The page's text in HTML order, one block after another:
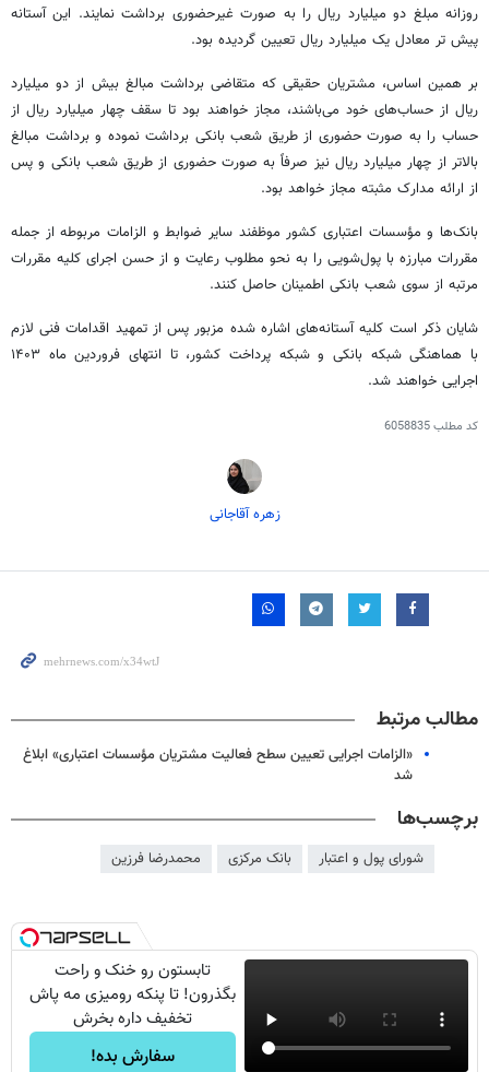
روزانه مبلغ دو میلیارد ریال را به صورت غیرحضوری برداشت نمایند. این آستانه
پیش تر معادل یک میلیارد ریال تعیین گردیده بود.
بر همین اساس، مشتریان حقیقی که متقاضی برداشت مبالغ بیش از دو میلیارد
ریال از حساب‌های خود می‌باشند، مجاز خواهند بود تا سقف چهار میلیارد ریال از
حساب را به صورت حضوری از طریق شعب بانکی برداشت نموده و برداشت مبالغ
بالاتر از چهار میلیارد ریال نیز صرفاً به صورت حضوری از طریق شعب بانکی و پس
از ارائه مدارک مثبته مجاز خواهد بود.
بانک‌ها و مؤسسات اعتباری کشور موظفند سایر ضوابط و الزامات مربوطه از جمله
مقررات مبارزه با پول‌شویی را به نحو مطلوب رعایت و از حسن اجرای کلیه مقررات
مرتبه از سوی شعب بانکی اطمینان حاصل کنند.
شایان ذکر است کلیه آستانه‌های اشاره شده مزبور پس از تمهید اقدامات فنی لازم
با هماهنگی شبکه بانکی و شبکه پرداخت کشور، تا انتهای فروردین ماه ۱۴۰۳
اجرایی خواهند شد.
کد مطلب6058835
زهره آقاجانی
مطالب مرتبط
«الزامات اجرایی تعیین سطح فعالیت مشتریان مؤسسات اعتباری» ابلاغ
شد
برچسب‌ها
شورای پول و اعتبار بانک مرکزی محمدرضا فرزین
تابستون رو خنک و راحت
بگذرون! تا پنکه رومیزی مه پاش
تخفیف داره بخرش
سفارش بده!